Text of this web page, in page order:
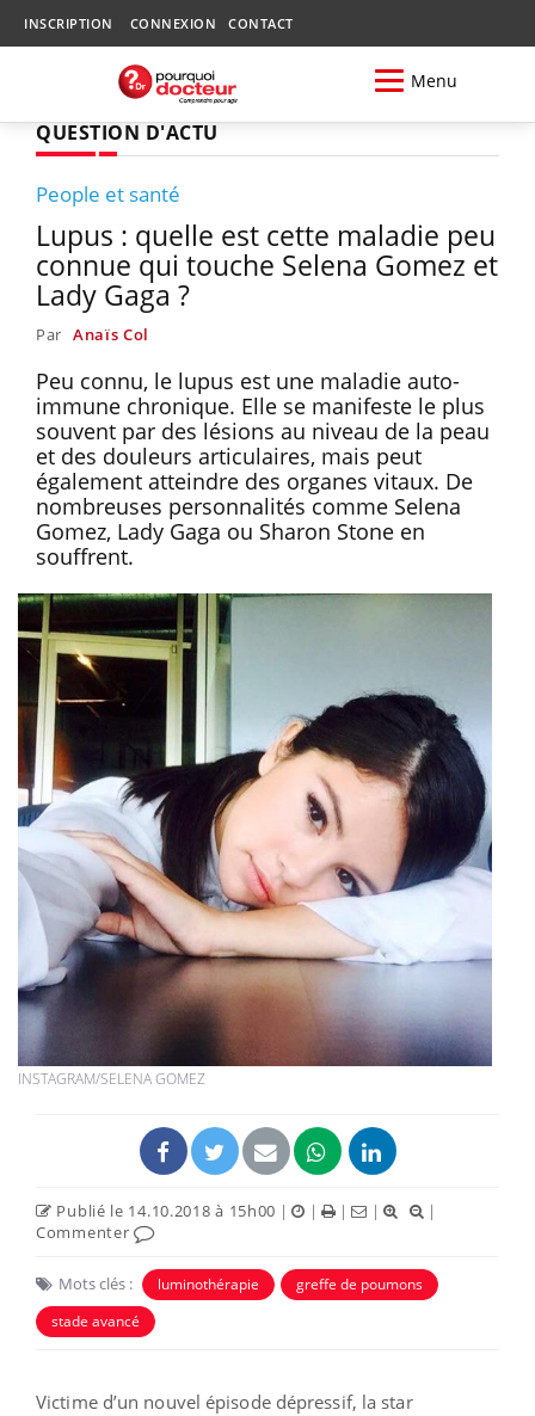
INSCRIPTION CONNEXION CONTACT
Menu
QUESTION D'ACTU
People et santé
Lupus : quelle est cette maladie peu
connue qui touche Selena Gomez et
Lady Gaga ?
Par Anaïs Col
Peu connu, le lupus est une maladie auto-
immune chronique. Elle se manifeste le plus
souvent par des lésions au niveau de la peau
et des douleurs articulaires, mais peut
également atteindre des organes vitaux. De
nombreuses personnalités comme Selena
Gomez, Lady Gaga ou Sharon Stone en
souffrent.
INSTAGRAM/SELENA GOMEZ
Publié le 14.10.2018 à 15h00 | | | |
|
Commenter
Mots clés : luminothérapie
greffe de poumons
stade avancé
Victime d’un nouvel épisode dépressif, la star